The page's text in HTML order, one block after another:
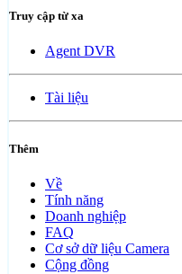
Truy cập từ xa
Agent DVR
Tài liệu
Thêm
Về
Tính năng
Doanh nghiệp
FAQ
Cơ sở dữ liệu Camera
Cộng đồng